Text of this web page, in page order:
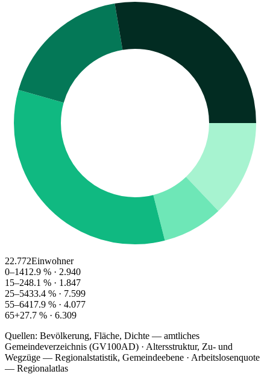
22.772Einwohner
0–1412.9 % · 2.940
15–248.1 % · 1.847
25–5433.4 % · 7.599
55–6417.9 % · 4.077
65+27.7 % · 6.309
Quellen: Bevölkerung, Fläche, Dichte — amtliches
Gemeindeverzeichnis (GV100AD) · Altersstruktur, Zu- und
Wegzüge — Regionalstatistik, Gemeindeebene · Arbeitslosenquote
— Regionalatlas